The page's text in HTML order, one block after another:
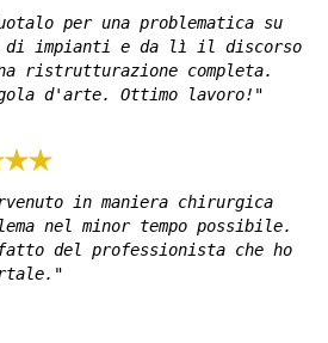
per una problematica su
impianti e da lì il discorso
ristrutturazione completa.
d'arte. Ottimo lavoro!"
in maniera chirurgica
nel minor tempo possibile.
del professionista che ho